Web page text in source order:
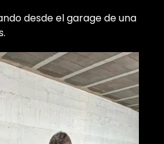
desde el garage de una